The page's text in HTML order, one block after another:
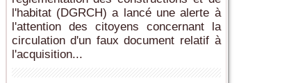
l'habitat (DGRCH) a lancé une alerte à
l'attention des citoyens concernant la
circulation d'un faux document relatif à
l'acquisition...